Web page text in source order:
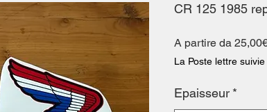
CR 125 1985
A partire da
La Poste lettre suivie
Epaisseur *